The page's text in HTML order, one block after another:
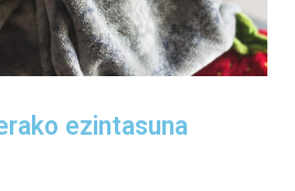
ezintasuna